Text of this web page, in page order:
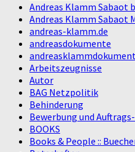
Andreas Klamm Sabaot
Andreas Klamm Sabaot
andreas-klamm.de
andreasdokumente
Arbeitszeugnisse
Autor
BAG Netzpolitik
Behinderung
Bewerbung und
BOOKS
Books & People ::